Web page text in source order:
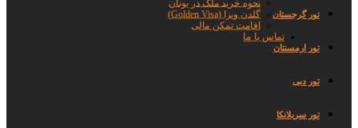
تور گرجستان
تور ارمسنتان
تور دبی
تور سریلانکا
نحوه خرید ملک در یونان
گلدن ویزا (Golden Visa)
اقامت تمکن مالی
تماس با ما